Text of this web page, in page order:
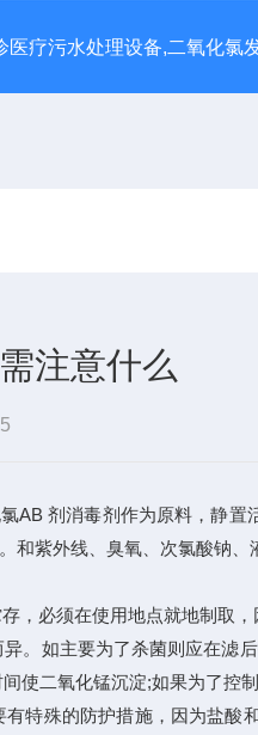
疗污水处理设备,二氧化氯
注意什么
AB 剂消毒剂作为原料，静
紫外线、臭氧、次氯酸钠
必须在使用地点就地制取，
如主要为了杀菌则应在滤
使二氧化锰沉淀;如果为了控
殊的防护措施，因为盐酸